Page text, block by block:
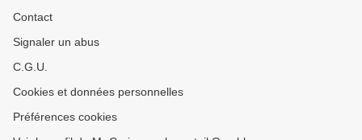
Contact
Signaler un abus
C.G.U.
Cookies et données personnelles
Préférences cookies